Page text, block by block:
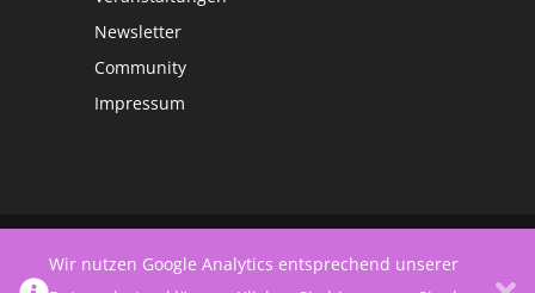
Newsletter
Community
Impressum
Wir nutzen Google Analytics entsprechend unserer